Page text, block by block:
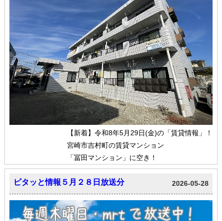
【新着】令和8年5月29日(金)の「賃貸情報」！
宮崎市吉村町の賃貸マンション
「冨田マンション」に空き！
ピタッと情報５月２８日放送分 2026-05-28